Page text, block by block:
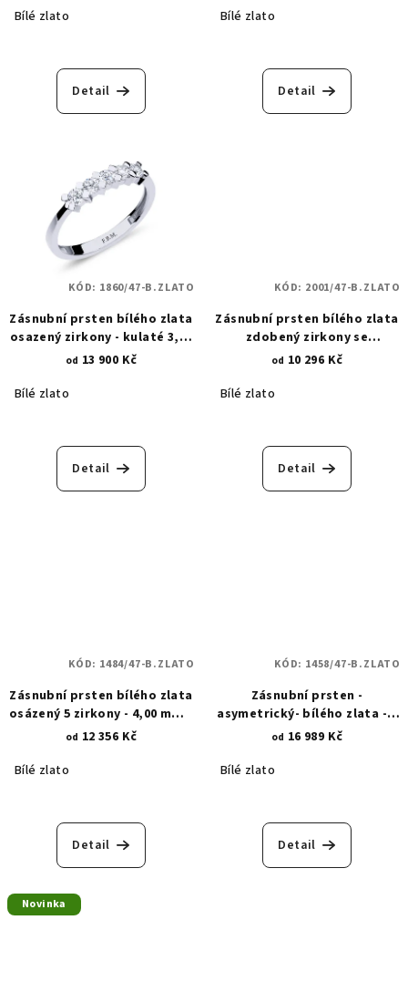
Bílé zlato
Detail
Bílé zlato
Detail
Zásnubní prsten bílého zlata
osazený zirkony - kulaté 3,00
mm 1860
od 13 900 Kč
Bílé zlato
Detail
KÓD: 1860/47-B.ZLATO
Zásnubní prsten bílého zlata
zdobený zirkony se
zkosenými krapnami 2,00 mm
od 10 296 Kč
Bílé zlato
Detail
KÓD: 2001/47-B.ZLATO
Zásnubní prsten bílého zlata
osázený 5 zirkony - 4,00 mm a
1,40 mm 1484
od 12 356 Kč
Bílé zlato
Detail
KÓD: 1484/47-B.ZLATO
Zásnubní prsten -
asymetrický- bílého zlata - 3
zirkony 1458
od 16 989 Kč
Bílé zlato
Detail
KÓD: 1458/47-B.ZLATO
Novinka